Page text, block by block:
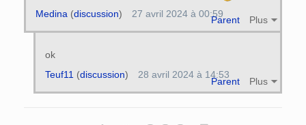
Parent Plus
Medina (discussion) 27 avril 2024 à 00:59
ok
Parent Plus
Teuf11 (discussion) 28 avril 2024 à 14:53